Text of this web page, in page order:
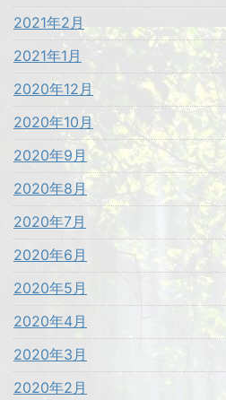
2021年2月
2021年1月
2020年12月
2020年10月
2020年9月
2020年8月
2020年7月
2020年6月
2020年5月
2020年4月
2020年3月
2020年2月